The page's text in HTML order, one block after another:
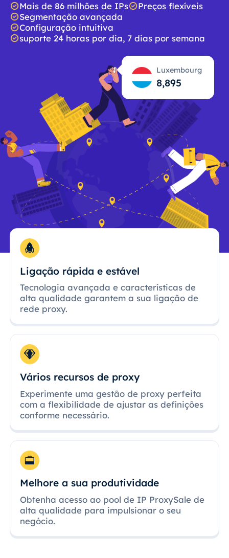
Mais de 86 milhões de IPs
Preços flexíveis
Segmentação avançada
Configuração intuitiva
suporte 24 horas por dia, 7 dias por semana
Luxembourg
8,896
Ligação rápida e estável
Tecnologia avançada e características de
alta qualidade garantem a sua ligação de
rede proxy.
Vários recursos de proxy
Experimente uma gestão de proxy perfeita
com a flexibilidade de ajustar as definições
conforme necessário.
Melhore a sua produtividade
Obtenha acesso ao pool de IP ProxySale de
alta qualidade para impulsionar o seu
negócio.